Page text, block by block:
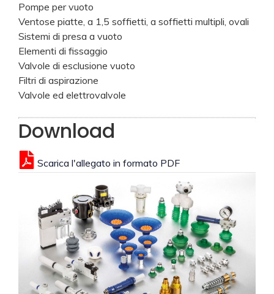
Pompe per vuoto
Ventose piatte, a 1,5 soffietti, a soffietti multipli, ovali
Sistemi di presa a vuoto
Elementi di fissaggio
Valvole di esclusione vuoto
Filtri di aspirazione
Valvole ed elettrovalvole
Download
Scarica l'allegato in formato PDF